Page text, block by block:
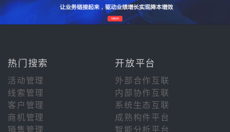
热门搜索 开放平台
活动管理
外部合作互联
线索管理
内部协作互联
客户管理
系统生态互联
商机管理
成熟构件平台
销售管理
智能分析平台